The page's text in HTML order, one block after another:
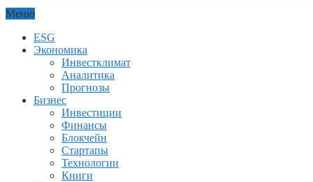
Меню
ESG
Экономика
Инвестклимат
Аналитика
Прогнозы
Бизнес
Инвестиции
Финансы
Блокчейн
Стартапы
Технологии
Книги